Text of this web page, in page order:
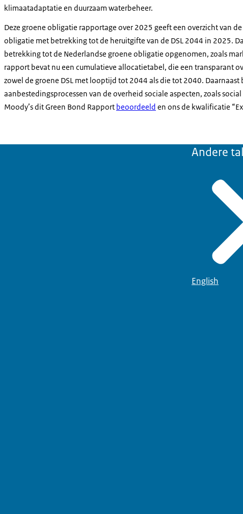
klimaatadaptatie en duurzaam waterbeheer.
Deze groene obligatie rapportage over 2025 geeft een overzicht van
obligatie met betrekking tot de heruitgifte van de DSL 2044 in 2025.
betrekking tot de Nederlandse groene obligatie opgenomen, zoals
rapport bevat nu een cumulatieve allocatietabel, die een transparant
zowel de groene DSL met looptijd tot 2044 als die tot 2040.
aanbestedingsprocessen van de overheid sociale aspecten, zoals
Moody’s dit Green Bond Rapport beoordeeld en ons de kwalificatie
Andere
English